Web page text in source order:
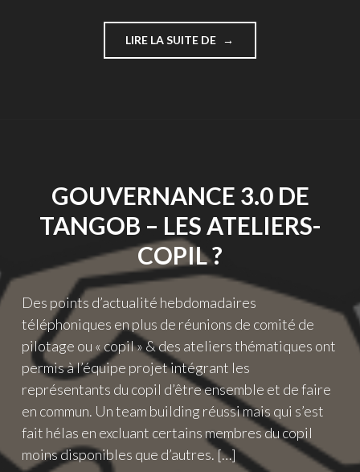
LIRE LA SUITE DE "TANGOB
AUX
3.0 ?"
GOUVERNANCE 3.0 DE
TANGOB – LES ATELIERS-
COPIL ?
Des points d’actualité hebdomadaires
téléphoniques en plus de réunions de comité de
pilotage ou « copil » & des ateliers thématiques ont
permis à l’équipe projet intégrant les
représentants du copil d’être ensemble et de faire
en commun. Un team building réussi mais qui s’est
fait hélas en excluant certains membres du copil
moins disponibles que d’autres. […]